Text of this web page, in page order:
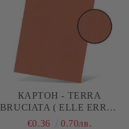
КАРТОН - TERRA
BRUCIATA ( ELLE ERRE )
- A4 - 220 G/M²
€0.36 0.70лв.